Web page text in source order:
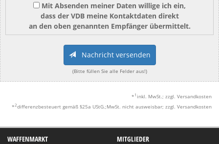
Mit Absenden meiner Daten willige ich ein,
dass der VDB meine Kontaktdaten direkt
an den oben genannten Empfänger übermittelt.
Nachricht versenden
(Bitte füllen Sie alle Felder aus!)
* 1 inkl. MwSt.; zzgl. Versandkosten
*2differenzbesteuert gemäß §25a UStG.;MwSt. nicht ausweisbar; zzgl. Versandkosten
WAFFENMARKT MITGLIEDER